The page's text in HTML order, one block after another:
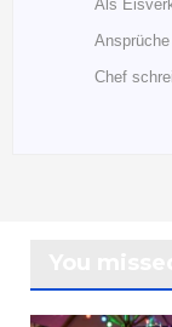
Als
Chef